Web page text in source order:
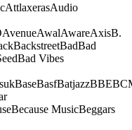
AttlaxerasAudio
AvenueAwalAwareAxisB.
BackstreetBadBad
Bad Vibes
BaseBasfBatjazzBBE
Because MusicBeggars